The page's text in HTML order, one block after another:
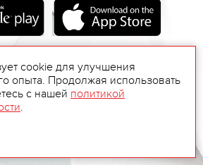
cookie для улучшения
опыта. Продолжая использовать
с нашей политикой
.